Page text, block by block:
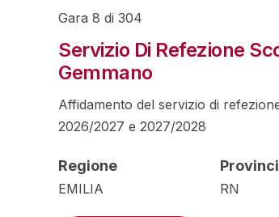
Gara 8 di 304
Servizio Di Refezione
Gemmano
Affidamento del servizio di
2026/2027 e 2027/2028
Regione
EMILIA
RN